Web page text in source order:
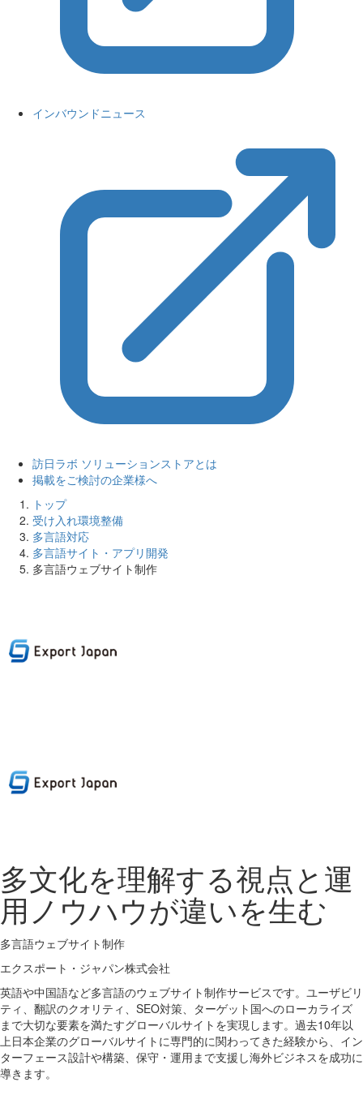
インバウンドニュース
訪日ラボ ソリューションストアとは
掲載をご検討の企業様へ
トップ
受け入れ環境整備
多言語対応
多言語サイト・アプリ開発
多言語ウェブサイト制作
多文化を理解する視点と運
用ノウハウが違いを生む
多言語ウェブサイト制作
エクスポート・ジャパン株式会社
英語や中国語など多言語のウェブサイト制作サービスです。ユーザビリ
ティ、翻訳のクオリティ、SEO対策、ターゲット国へのローカライズ
まで大切な要素を満たすグローバルサイトを実現します。過去10年以
上日本企業のグローバルサイトに専門的に関わってきた経験から、イン
ターフェース設計や構築、保守・運用まで支援し海外ビジネスを成功に
導きます。